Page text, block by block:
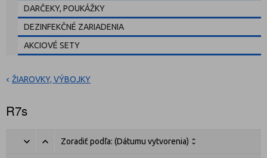
DARČEKY, POUKÁŽKY
DEZINFEKČNÉ ZARIADENIA
AKCIOVÉ SETY
ŽIAROVKY, VÝBOJKY
R7s
Zoradiť podľa: (Dátumu vytvorenia)